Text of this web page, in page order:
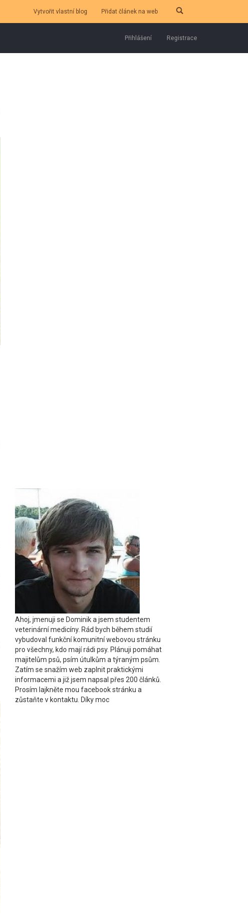
Vytvořit vlastní blog Přidat článek na web
Přihlášení Registrace
Ahoj, jmenuji se Dominik a jsem studentem
veterinární medicíny. Rád bych během studií
vybudoval funkční komunitní webovou stránku
pro všechny, kdo mají rádi psy. Plánuji pomáhat
majitelům psů, psím útulkům a týraným psům.
Zatím se snažím web zaplnit praktickými
informacemi a již jsem napsal přes 200 článků.
Prosím lajkněte mou facebook stránku a
zůstaňte v kontaktu. Díky moc